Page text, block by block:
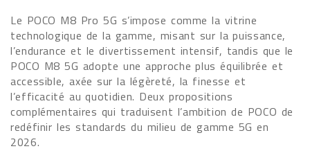
Le POCO M8 Pro 5G s’impose comme la vitrine
technologique de la gamme, misant sur la puissance,
l’endurance et le divertissement intensif, tandis que le
POCO M8 5G adopte une approche plus équilibrée et
accessible, axée sur la légèreté, la finesse et
l’efficacité au quotidien. Deux propositions
complémentaires qui traduisent l’ambition de POCO de
redéfinir les standards du milieu de gamme 5G en
2026.